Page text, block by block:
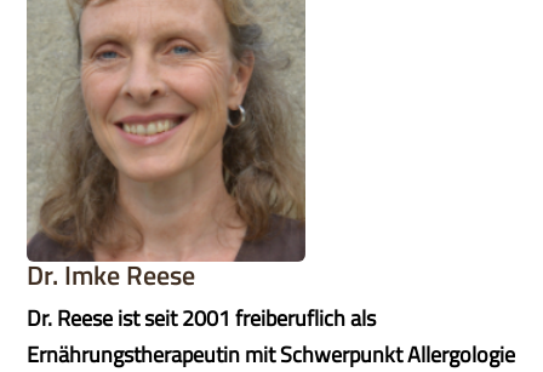
Dr. Imke Reese
Dr. Reese ist seit 2001 freiberuflich als
Ernährungstherapeutin mit Schwerpunkt Allergologie